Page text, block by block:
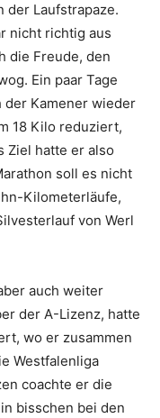
der Laufstrapaze.
nicht richtig aus
die Freude, den
Ein paar Tage
der Kamener wieder
18 Kilo reduziert,
Ziel hatte er also
soll es nicht
Kilometerläufe,
von Werl
auch weiter
der A-Lizenz, hatte
wo er zusammen
Westfalenliga
coachte er die
bisschen bei den